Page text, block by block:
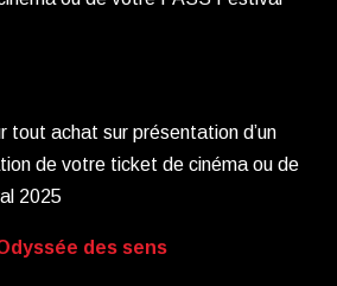
tout achat sur présentation d’un
de votre ticket de cinéma ou de
2025
des sens